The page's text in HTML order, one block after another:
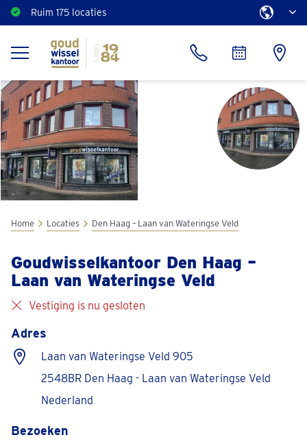
Ruim 175 locaties
Home Locaties Den Haag – Laan van Wateringse Veld
Goudwisselkantoor Den Haag –
Laan van Wateringse Veld
Vestiging is nu gesloten
Adres
Laan van Wateringse Veld 905
2548BR Den Haag - Laan van Wateringse Veld
Nederland
Bezoeken